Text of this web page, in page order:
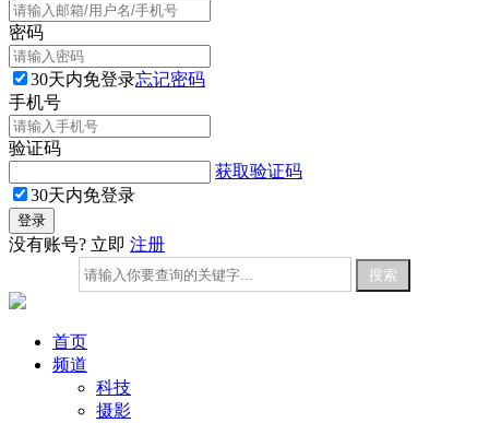
密码
30天内免登录忘记密码
手机号
验证码
获取验证码
30天内免登录
没有账号? 立即 注册
首页
频道
科技
摄影